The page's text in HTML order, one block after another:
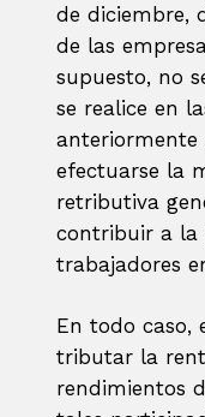
de diciembre,
de las
supuesto, no
se realice en
anteriormente
efectuarse la
retributiva
contribuir a la
trabajadores
En todo caso,
tributar la
rendimientos